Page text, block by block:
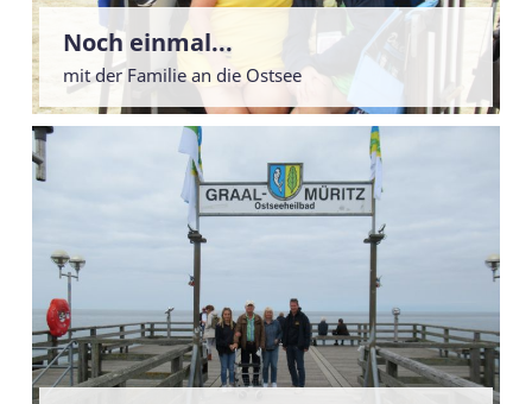
Noch einmal...
mit der Familie an die Ostsee